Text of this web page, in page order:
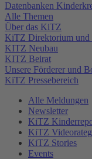
Datenbanken
Alle Themen
Über das KiTZ
KiTZ Direktorium und
KITZ Neubau
KITZ Beirat
Unsere Förderer und
KiTZ Pressebereich
Alle Meldungen
Newsletter
KiTZ
KiTZ
KiTZ Stories
Events